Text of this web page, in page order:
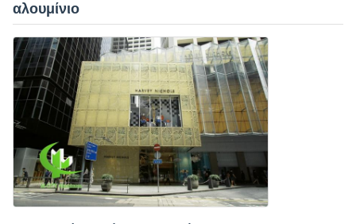
αλουμίνιο